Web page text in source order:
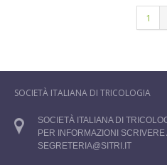
1
SOCIETÀ ITALIANA DI TRICOLOGIA
SOCIETÀ ITALIANA DI
PER INFORMAZIONI SCRIVERE
SEGRETERIA@SITRI.IT